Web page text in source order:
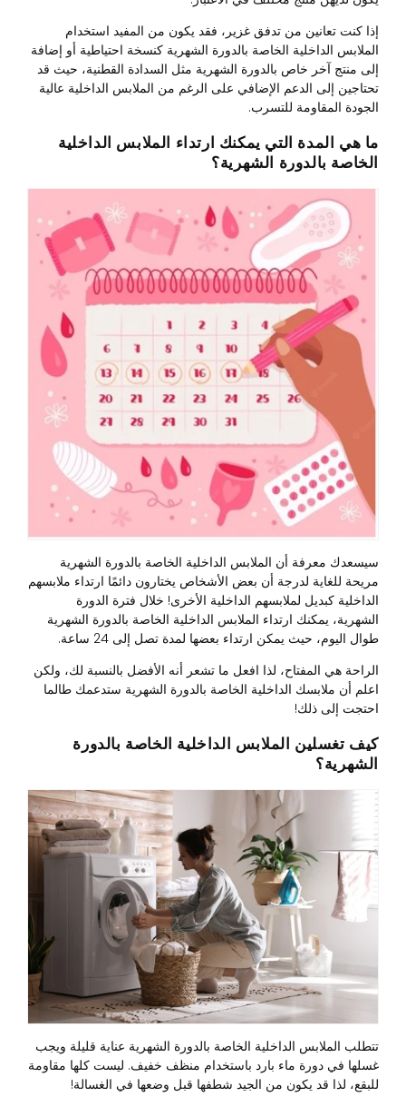
إذا كنت تعانين من تدفق غزير، فقد يكون من المفيد استخدام
الملابس الداخلية الخاصة بالدورة الشهرية كنسخة احتياطية أو إضافة
إلى منتج آخر خاص بالدورة الشهرية مثل السدادة القطنية، حيث قد
تحتاجين إلى الدعم الإضافي على الرغم من الملابس الداخلية عالية
الجودة المقاومة للتسرب.
ما هي المدة التي يمكنك ارتداء الملابس الداخلية
الخاصة بالدورة الشهرية؟
سيسعدك معرفة أن الملابس الداخلية الخاصة بالدورة الشهرية
مريحة للغاية لدرجة أن بعض الأشخاص يختارون دائمًا ارتداء ملابسهم
الداخلية كبديل لملابسهم الداخلية الأخرى! خلال فترة الدورة
الشهرية، يمكنك ارتداء الملابس الداخلية الخاصة بالدورة الشهرية
طوال اليوم، حيث يمكن ارتداء بعضها لمدة تصل إلى 24 ساعة.
الراحة هي المفتاح، لذا افعل ما تشعر أنه الأفضل بالنسبة لك، ولكن
اعلم أن ملابسك الداخلية الخاصة بالدورة الشهرية ستدعمك طالما
احتجت إلى ذلك!
كيف تغسلين الملابس الداخلية الخاصة بالدورة
الشهرية؟
تتطلب الملابس الداخلية الخاصة بالدورة الشهرية عناية قليلة ويجب
غسلها في دورة ماء بارد باستخدام منظف خفيف. ليست كلها مقاومة
للبقع، لذا قد يكون من الجيد شطفها قبل وضعها في الغسالة!